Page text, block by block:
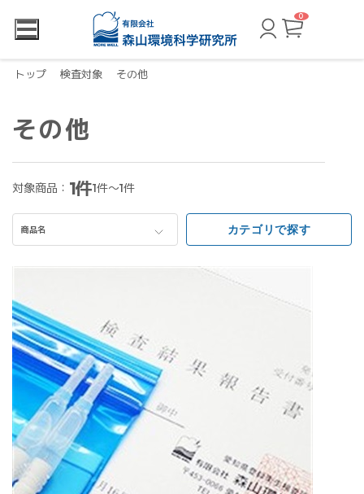
カ
ペ
0
トップ 検査対象 その他
その他
対象商品： 1件1件～1件
商品名 カテゴリで探す